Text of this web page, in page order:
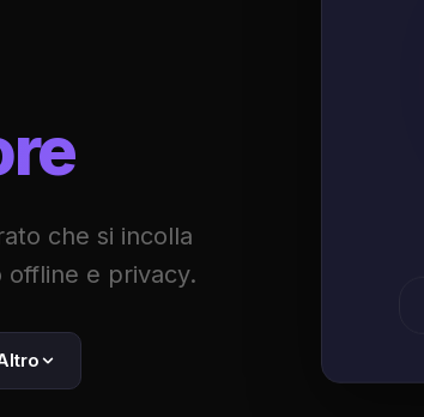
che si incolla
offline e privacy.